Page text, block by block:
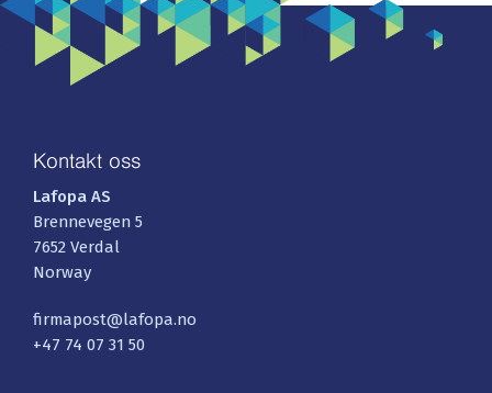
Kontakt oss
Lafopa AS
Brennevegen 5
7652 Verdal
Norway
firmapost@lafopa.no
+47 74 07 31 50